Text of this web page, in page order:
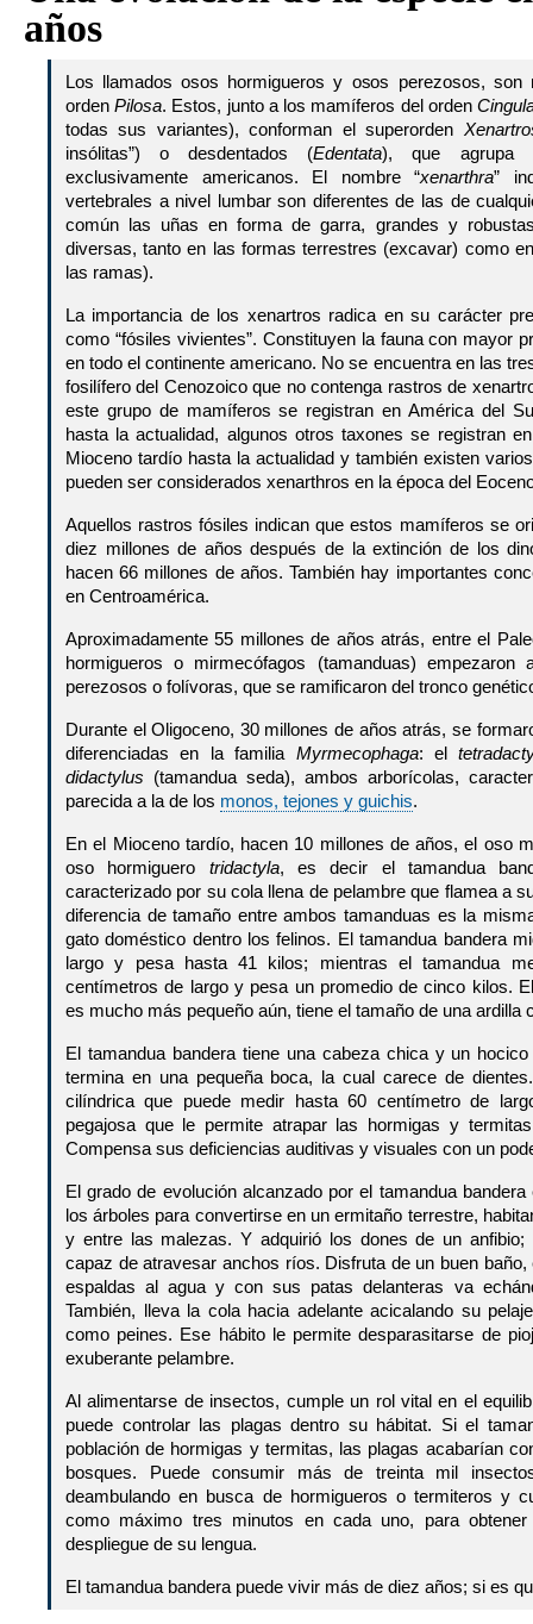
años
Los llamados osos hormigueros y osos perezosos, son
ordenPilosa. Estos, junto a los mamíferos del orden
todas sus variantes), conforman el superorden
insólitas”) o desdentados (Edentata), que agrupa
exclusivamente americanos. El nombre “xenarthra”
vertebrales a nivel lumbar son diferentes de las de
común las uñas en forma de garra, grandes y
diversas, tanto en las formas terrestres (excavar) como
las ramas).
La importancia de los xenartros radica en su carácter
como “fósiles vivientes”. Constituyen la fauna con mayor
en todo el continente americano. No se encuentra en las
fosilífero del Cenozoico que no contenga rastros de
este grupo de mamíferos se registran en América del
hasta la actualidad, algunos otros taxones se registran
Mioceno tardío hasta la actualidad y también existen
pueden ser considerados xenarthros en la época del
Aquellos rastros fósiles indican que estos mamíferos se
diez millones de años después de la extinción de los
hacen 66 millones de años. También hay importantes
en Centroamérica.
Aproximadamente 55 millones de años atrás, entre el
hormigueros o mirmecófagos (tamanduas)
perezosos o folívoras, que se ramificaron del tronco
Durante el Oligoceno, 30 millones de años atrás, se
diferenciadas en la familia Myrmecophaga: el
didactylus (tamandua seda), ambos arborícolas,
parecida a la de los monos, tejones y guichis.
En el Mioceno tardío, hacen 10 millones de años, el oso
oso hormiguero tridactyla, es decir el tamandua
caracterizado por su cola llena de pelambre que flamea a
diferencia de tamaño entre ambos tamanduas es la
gato doméstico dentro los felinos. El tamandua bandera
largo y pesa hasta 41 kilos; mientras el tamandua
centímetros de largo y pesa un promedio de cinco kilos.
es mucho más pequeño aún, tiene el tamaño de una ardilla
El tamandua bandera tiene una cabeza chica y un
termina en una pequeña boca, la cual carece de
cilíndrica que puede medir hasta 60 centímetro de
pegajosa que le permite atrapar las hormigas y
Compensa sus deficiencias auditivas y visuales con un
El grado de evolución alcanzado por el tamandua
los árboles para convertirse en un ermitaño terrestre,
y entre las malezas. Y adquirió los dones de un anfibio;
capaz de atravesar anchos ríos. Disfruta de un buen
espaldas al agua y con sus patas delanteras va
También, lleva la cola hacia adelante acicalando su
como peines. Ese hábito le permite desparasitarse de
exuberante pelambre.
Al alimentarse de insectos, cumple un rol vital en el
puede controlar las plagas dentro su hábitat. Si el
población de hormigas y termitas, las plagas acabarían
bosques. Puede consumir más de treinta mil
deambulando en busca de hormigueros o termiteros y
como máximo tres minutos en cada uno, para
despliegue de su lengua.
El tamandua bandera puede vivir más de diez años; si es